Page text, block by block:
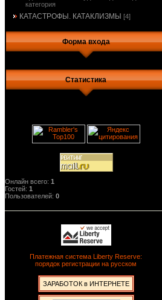
категория
КАТАСТРОФЫ. КАТАКЛИЗМЫ [4]
Форма входа
Статистика
Онлайн всего: 1
Гостей: 1
Пользователей: 0
Платежная система Liberty Reserve:
порядок регистрации на русском
ЗАРАБОТОК в ИНТЕРНЕТЕ